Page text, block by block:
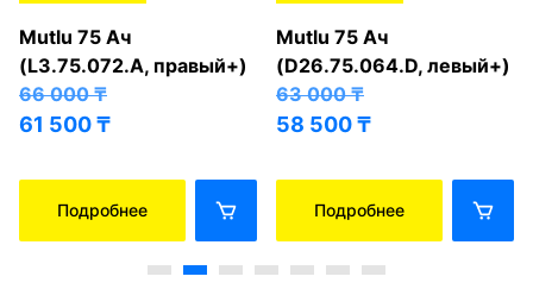
Mutlu 75 Ач
(L3.75.072.A, правый+)
66 000₸
61 500₸
Подробнее
Mutlu 75 Ач
(D26.75.064.D, левый+)
63 000₸
58 500₸
Подробнее